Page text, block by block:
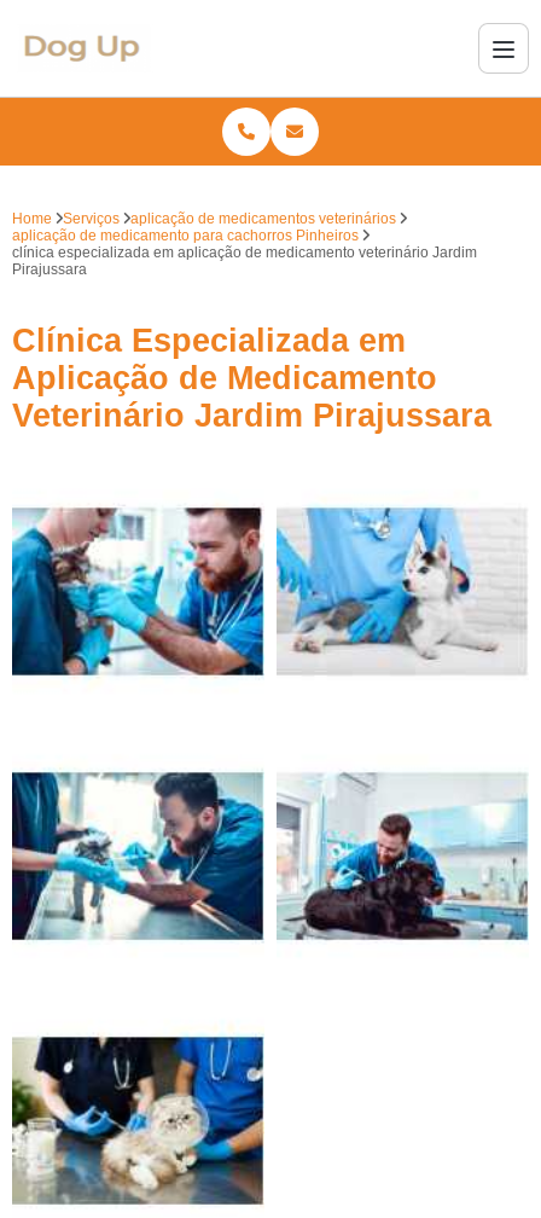
Home Serviços
aplicação de medicamentos veterinários
aplicação de medicamento para cachorros Pinheiros
clínica especializada em aplicação de medicamento veterinário Jardim
Pirajussara
Clínica Especializada em
Aplicação de Medicamento
Veterinário Jardim Pirajussara